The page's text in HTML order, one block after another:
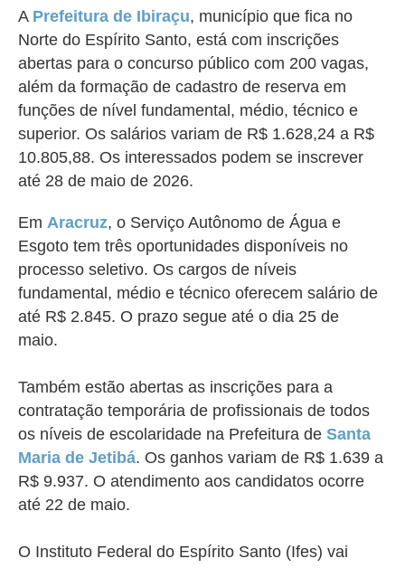
A Prefeitura de Ibiraçu, município que fica no
Norte do Espírito Santo, está com inscrições
abertas para o concurso público com 200 vagas,
além da formação de cadastro de reserva em
funções de nível fundamental, médio, técnico e
superior. Os salários variam de R$ 1.628,24 a R$
10.805,88. Os interessados podem se inscrever
até 28 de maio de 2026.
Em Aracruz, o Serviço Autônomo de Água e
Esgoto tem três oportunidades disponíveis no
processo seletivo. Os cargos de níveis
fundamental, médio e técnico oferecem salário de
até R$ 2.845. O prazo segue até o dia 25 de
maio.
Também estão abertas as inscrições para a
contratação temporária de profissionais de todos
os níveis de escolaridade na Prefeitura de Santa
Maria de Jetibá. Os ganhos variam de R$ 1.639 a
R$ 9.937. O atendimento aos candidatos ocorre
até 22 de maio.
O Instituto Federal do Espírito Santo (Ifes) vai